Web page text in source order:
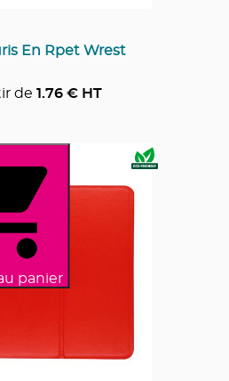
En Rpet Wrest
de 1.76€ HT
panier